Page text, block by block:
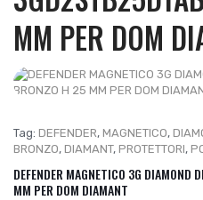
MM PER DOM
Tag: DEFENDER, MAGNETICO,
BRONZO, DIAMANT, PROTETTORI,
DEFENDER MAGNETICO 3G DIAMOND
MM PER DOM DIAMANT